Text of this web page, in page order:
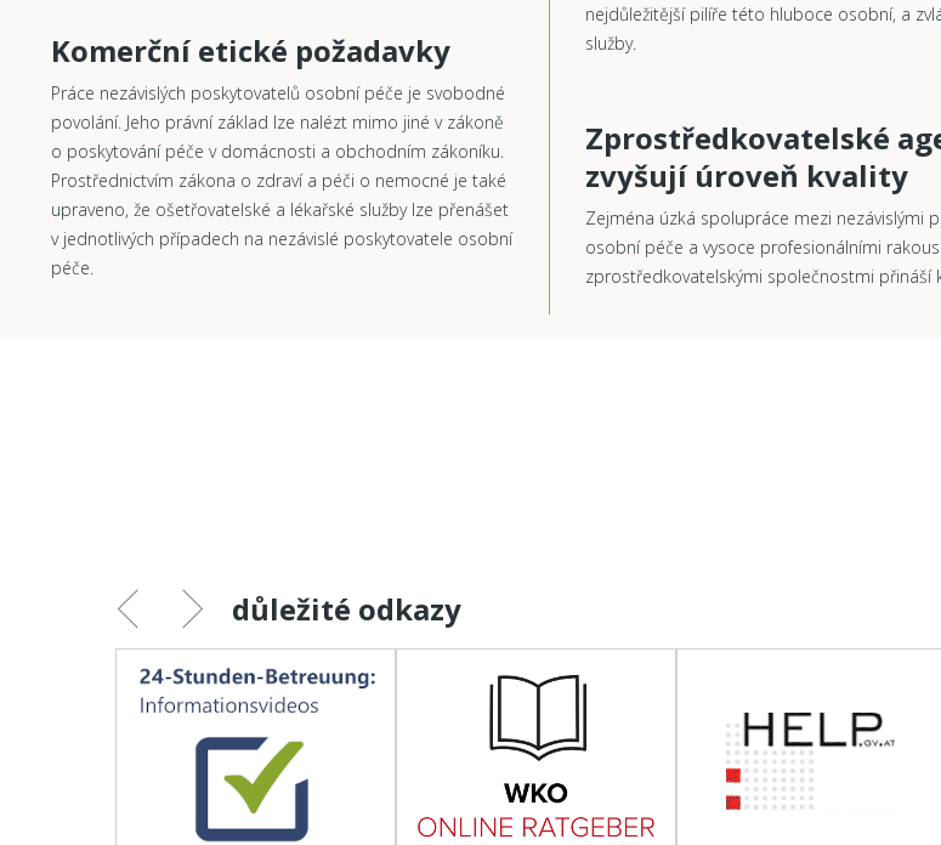
Komerční etické požadavky
Práce nezávislých poskytovatelů osobní péče je svobodné
povolání. Jeho právní základ lze nalézt mimo jiné v zákoně
o poskytování péče v domácnosti a obchodním zákoníku.
Prostřednictvím zákona o zdraví a péči o nemocné je také
upraveno, že ošetřovatelské a lékařské služby lze přenášet
v jednotlivých případech na nezávislé poskytovatele osobní
péče.
nejdůležitější pilíře této hluboce osobní, a
služby.
Zprostředkovatelské
zvyšují úroveň kvality
Zejména úzká spolupráce mezi nezávislými
osobní péče a vysoce profesionálními
zprostředkovatelskými společnostmi přináší
důležité odkazy